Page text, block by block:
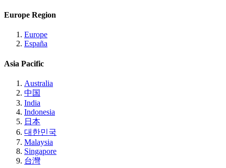
Europe Region
Europe
España
Asia Pacific
Australia
中国
India
Indonesia
日本
대한민국
Malaysia
Singapore
台灣